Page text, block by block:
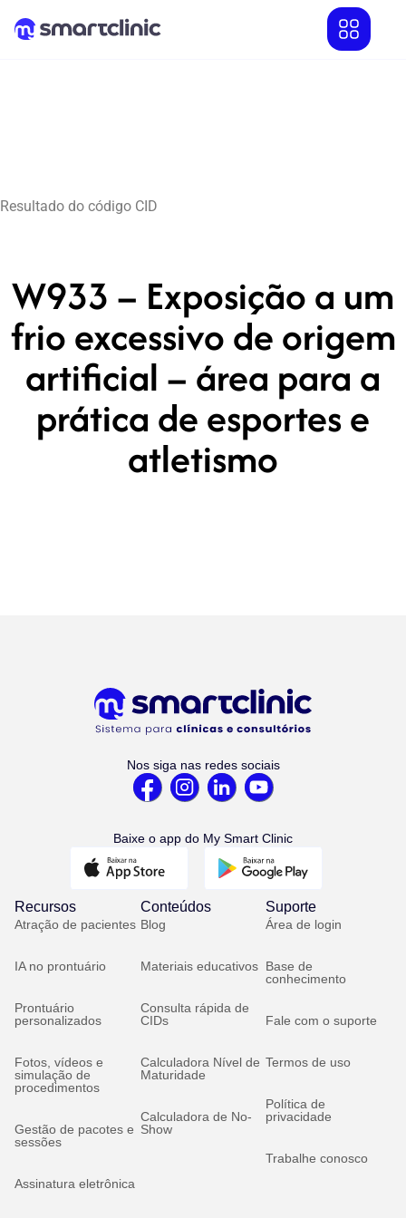
Resultado do código CID
W933 – Exposição a um
frio excessivo de origem
artificial – área para a
prática de esportes e
atletismo
Nos siga nas redes sociais
Baixe o app do My Smart Clinic
Recursos
Atração de pacientes
IA no prontuário
Prontuário
personalizados
Fotos, vídeos e
simulação de
procedimentos
Gestão de pacotes e
sessões
Assinatura eletrônica
Conteúdos
Blog
Materiais educativos
Consulta rápida de
CIDs
Calculadora Nível de
Maturidade
Calculadora de No-
Show
Suporte
Área de login
Base de
conhecimento
Fale com o suporte
Termos de uso
Política de
privacidade
Trabalhe conosco